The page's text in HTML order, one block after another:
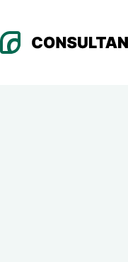
content